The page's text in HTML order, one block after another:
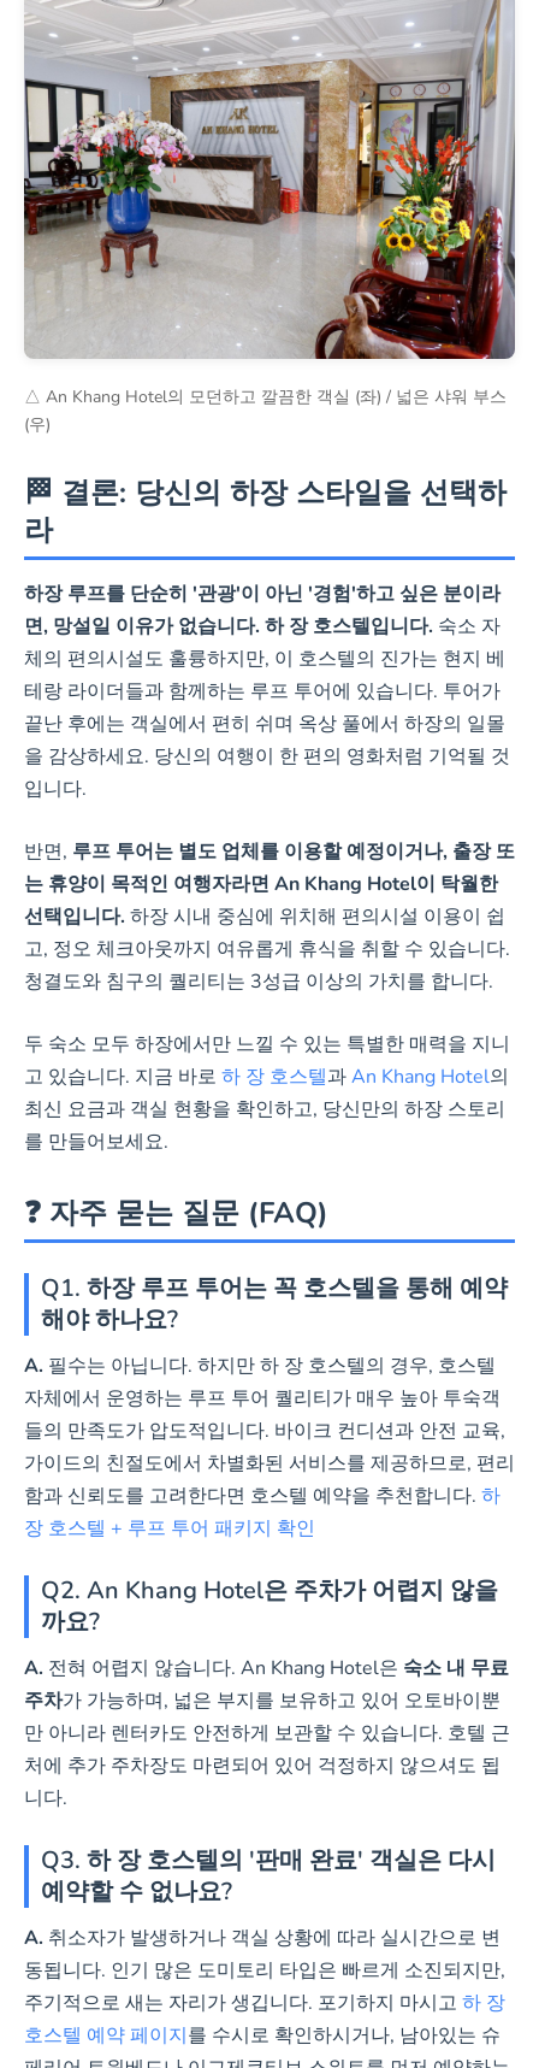
△ An Khang Hotel의 모던하고 깔끔한 객실 (좌) / 넓은 샤워 부스
(우)
🏁 결론: 당신의 하장 스타일을 선택하
라
하장 루프를 단순히 '관광'이 아닌 '경험'하고 싶은 분이라
면, 망설일 이유가 없습니다. 하 장 호스텔입니다. 숙소 자
체의 편의시설도 훌륭하지만, 이 호스텔의 진가는 현지 베
테랑 라이더들과 함께하는 루프 투어에 있습니다. 투어가
끝난 후에는 객실에서 편히 쉬며 옥상 풀에서 하장의 일몰
을 감상하세요. 당신의 여행이 한 편의 영화처럼 기억될 것
입니다.
반면, 루프 투어는 별도 업체를 이용할 예정이거나, 출장 또
는 휴양이 목적인 여행자라면 An Khang Hotel이 탁월한
선택입니다. 하장 시내 중심에 위치해 편의시설 이용이 쉽
고, 정오 체크아웃까지 여유롭게 휴식을 취할 수 있습니다.
청결도와 침구의 퀄리티는 3성급 이상의 가치를 합니다.
두 숙소 모두 하장에서만 느낄 수 있는 특별한 매력을 지니
고 있습니다. 지금 바로 하 장 호스텔과An Khang Hotel의
최신 요금과 객실 현황을 확인하고, 당신만의 하장 스토리
를 만들어보세요.
❓ 자주 묻는 질문 (FAQ)
Q1. 하장 루프 투어는 꼭 호스텔을 통해 예약
해야 하나요?
A. 필수는 아닙니다. 하지만 하 장 호스텔의 경우, 호스텔
자체에서 운영하는 루프 투어 퀄리티가 매우 높아 투숙객
들의 만족도가 압도적입니다. 바이크 컨디션과 안전 교육,
가이드의 친절도에서 차별화된 서비스를 제공하므로, 편리
함과 신뢰도를 고려한다면 호스텔 예약을 추천합니다. 하
장 호스텔 + 루프 투어 패키지 확인
Q2. An Khang Hotel은 주차가 어렵지 않을
까요?
A. 전혀 어렵지 않습니다. An Khang Hotel은 숙소 내 무료
주차가 가능하며, 넓은 부지를 보유하고 있어 오토바이뿐
만 아니라 렌터카도 안전하게 보관할 수 있습니다. 호텔 근
처에 추가 주차장도 마련되어 있어 걱정하지 않으셔도 됩
니다.
Q3. 하 장 호스텔의 '판매 완료' 객실은 다시
예약할 수 없나요?
A. 취소자가 발생하거나 객실 상황에 따라 실시간으로 변
동됩니다. 인기 많은 도미토리 타입은 빠르게 소진되지만,
주기적으로 새는 자리가 생깁니다. 포기하지 마시고 하 장
호스텔 예약 페이지를 수시로 확인하시거나, 남아있는 슈